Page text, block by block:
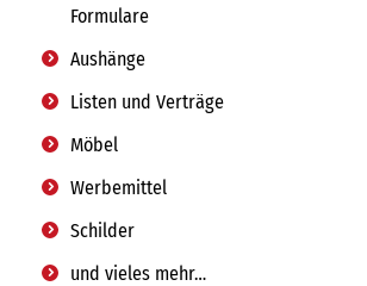
Formulare
Aushänge
Listen und Verträge
Möbel
Werbemittel
Schilder
und vieles mehr…